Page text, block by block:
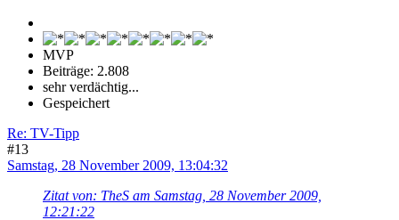
MVP
Beiträge: 2.808
sehr verdächtig...
Gespeichert
Re: TV-Tipp
#13
Samstag, 28 November 2009, 13:04:32
Zitat von: TheS am Samstag, 28 November 2009,
12:21:22